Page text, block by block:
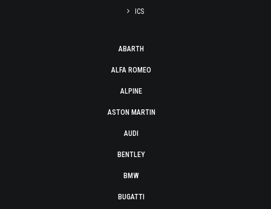
ICS
ABARTH
ALFA ROMEO
ALPINE
ASTON MARTIN
AUDI
BENTLEY
BMW
BUGATTI